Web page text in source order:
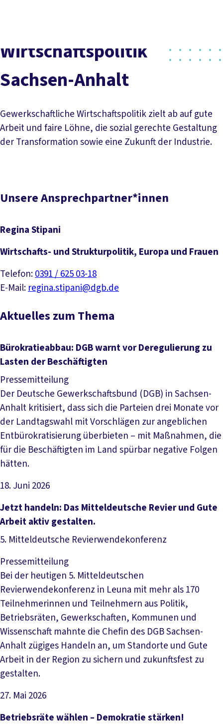
Politik vor Ort
Wirtschaftspolitik
Sachsen-Anhalt
Gewerkschaftliche Wirtschaftspolitik zielt ab auf gute
Arbeit und faire Löhne, die sozial gerechte Gestaltung
der Transformation sowie eine Zukunft der Industrie.
Unsere Ansprechpartner*innen
Regina Stipani
Wirtschafts- und Strukturpolitik, Europa und Frauen
Telefon:0391 / 625 03-18
E-Mail:regina.stipani@dgb.de
Aktuelles zum Thema
Bürokratieabbau: DGB warnt vor Deregulierung zu
Lasten der Beschäftigten
Pressemitteilung
Der Deutsche Gewerkschaftsbund (DGB) in Sachsen-
Anhalt kritisiert, dass sich die Parteien drei Monate vor
der Landtagswahl mit Vorschlägen zur angeblichen
Entbürokratisierung überbieten – mit Maßnahmen, die
für die Beschäftigten im Land spürbar negative Folgen
hätten.
18. Juni 2026
Artikel lesen
Jetzt handeln: Das Mitteldeutsche Revier und Gute
Arbeit aktiv gestalten.
5. Mitteldeutsche Revierwendekonferenz
Pressemitteilung
Bei der heutigen 5. Mitteldeutschen
Revierwendekonferenz in Leuna mit mehr als 170
Teilnehmerinnen und Teilnehmern aus Politik,
Betriebsräten, Gewerkschaften, Kommunen und
Wissenschaft mahnte die Chefin des DGB Sachsen-
Anhalt zügiges Handeln an, um Standorte und Gute
Arbeit in der Region zu sichern und zukunftsfest zu
gestalten.
27. Mai 2026
Artikel lesen
Betriebsräte wählen – Demokratie stärken!